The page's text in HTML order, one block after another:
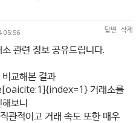
05:56 답변 삭제
관련 정보 공유드립니다.
교해본 결과
거래소를
보니
관적이고 거래 속도 또한 매우